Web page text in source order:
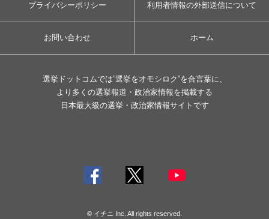
プライバシーポリシー 利用者情報の外部送信について
お問い合わせ ホーム
選挙ドットコムでは”選挙をオモシロク”を合言葉に、
より多くの選挙報道・政治家情報を掲載する
日本最大級の選挙・政治家情報サイトです
© イチニ Inc. All rights reserved.